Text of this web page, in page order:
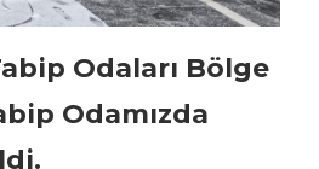
Odaları Bölge
Odamızda